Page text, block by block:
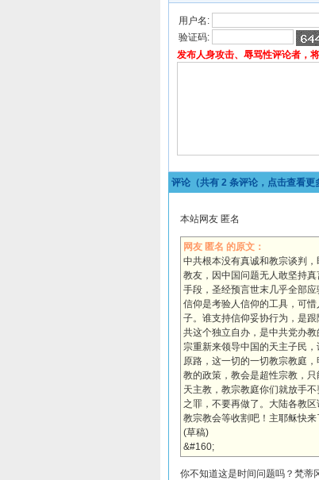
用户名:
验证码:
发布人身攻击、辱骂性评论者，
评论（共有 2 条评论，点击查看更
本站网友 匿名
网友 匿名 的原文：
中共根本没有真诚和教宗谈判
教友，因中国问题无人敢坚持
手段，圣经预言世末几乎全部
信仰是考验人信仰的工具，可
子。谁支持信仰妥协行为，是
共这个独立自办，是中共党办
宗重新来领导中国的天主子民
原路，这一切的一切教宗教庭
教的政策，教会是超性宗教，
天主教，教宗教庭你们就放手
之罪，不要再做了。大陆各教
教宗教会等收割吧！主耶稣快
(草稿)
&#160;
你不知道这是时间问题吗？梵蒂